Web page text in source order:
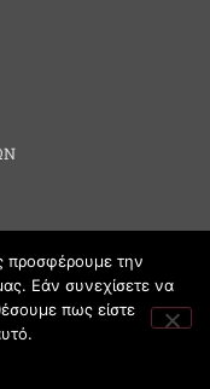
by Vipnews
προσφέρουμε την
Εάν συνεχίσετε να
πως είστε